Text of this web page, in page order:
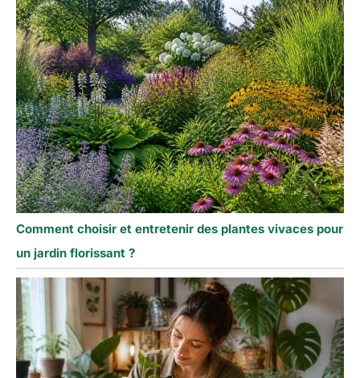
Comment choisir et entretenir des plantes vivaces pour
un jardin florissant ?